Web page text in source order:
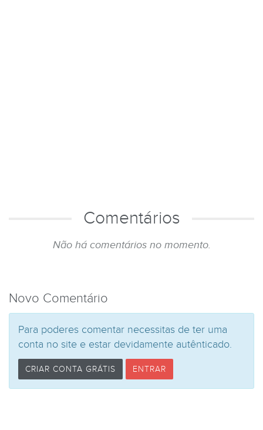
Comentários
Não há comentários no momento.
Novo Comentário
Para poderes comentar necessitas de ter uma
conta no site e estar devidamente autênticado.
CRIAR CONTA GRÁTIS ENTRAR